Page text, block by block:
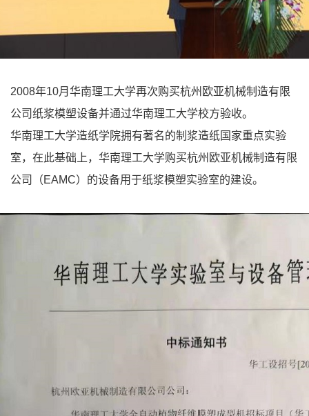
2008年10月华南理工大学再次购买杭州欧亚机械制造有限
公司纸浆模塑设备并通过华南理工大学校方验收。
华南理工大学造纸学院拥有著名的制浆造纸国家重点实验
室，在此基础上，华南理工大学购买杭州欧亚机械制造有限
公司（EAMC）的设备用于纸浆模塑实验室的建设。